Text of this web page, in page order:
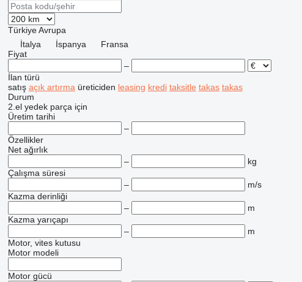
Türkiye Avrupa
İtalya
İspanya
Fransa
Fiyat
–
İlan türü
satış açık artırma üreticiden leasing kredi taksitle takas takas
Durum
2.el yedek parça için
Üretim tarihi
–
Özellikler
Net ağırlık
–
kg
Çalışma süresi
–
m/s
Kazma derinliği
–
m
Kazma yarıçapı
–
m
Motor, vites kutusu
Motor modeli
Motor gücü